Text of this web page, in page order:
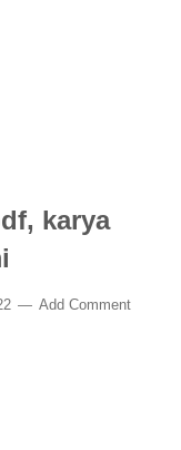
karya
Add Comment